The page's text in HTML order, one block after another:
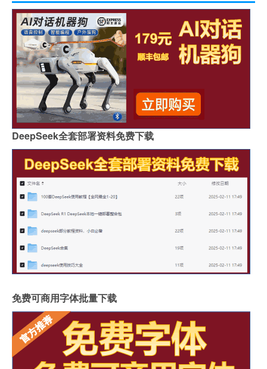
DeepSeek全套部署资料免费下载
免费可商用字体批量下载